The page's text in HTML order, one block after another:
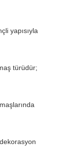
yapısıyla
türüdür;